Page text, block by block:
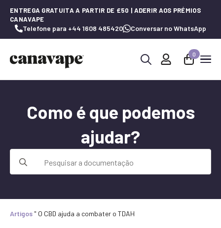
ENTREGA GRATUITA A PARTIR DE £50 | ADERIR AOS PRÉMIOS
CANAVAPE
Telefone para +44 1608 485420 Conversar no WhatsApp
0
Como é que podemos
ajudar?
por:
Artigos " O CBD ajuda a combater o TDAH